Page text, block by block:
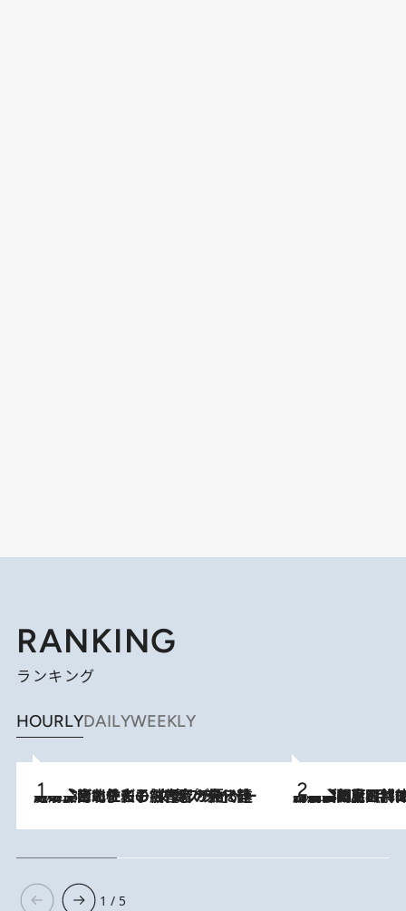
RANKING
ランキング
HOURLYDAILYWEEKLY
2026.8.3
《「文士の子ども被害者の会」発足！》阿川佐和子（72）が語る遠藤周作に北杜夫、劇作家・矢代静一の子どもたちの“文豪プライベート事件簿” 2026.8.8
「最後に見られてよかった」上野動物園の東園パンダ舎が解体前に特別公開。8月16日まで延長されたパネル展と共に辿る“半世紀”のパンダ飼育《解体工事の図面あり》
1 / 5